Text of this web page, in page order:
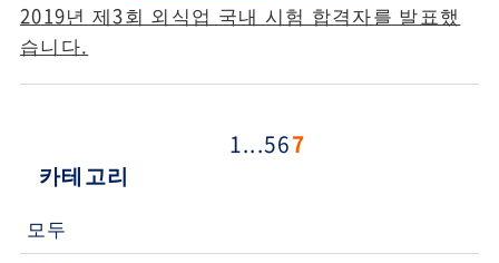
2019년 제3회 외식업 국내 시험 합격자를 발표했
습니다.
1...567
카테고리
모두